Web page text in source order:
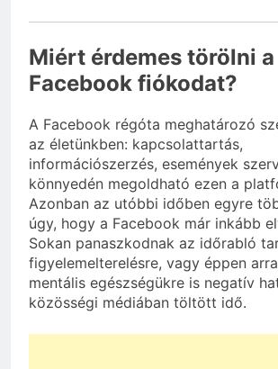
Miért érdemes törölni a
Facebook fiókodat?
A Facebook régóta meghatározó
az életünkben: kapcsolattartás,
információszerzés, események
könnyedén megoldható ezen a
Azonban az utóbbi időben egyre
úgy, hogy a Facebook már inkább
Sokan panaszkodnak az időrabló
figyelemelterelésre, vagy éppen
mentális egészségükre is negatív
közösségi médiában töltött idő.